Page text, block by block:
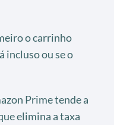
o carrinho
incluso ou se o
Prime tende a
elimina a taxa